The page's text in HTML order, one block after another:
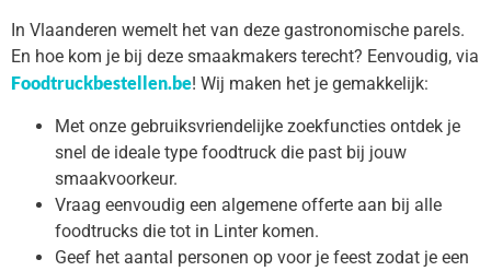
In Vlaanderen wemelt het van deze gastronomische parels.
En hoe kom je bij deze smaakmakers terecht? Eenvoudig, via
Foodtruckbestellen.be! Wij maken het je gemakkelijk:
Met onze gebruiksvriendelijke zoekfuncties ontdek je
snel de ideale type foodtruck die past bij jouw
smaakvoorkeur.
Vraag eenvoudig een algemene offerte aan bij alle
foodtrucks die tot in Linter komen.
Geef het aantal personen op voor je feest zodat je een